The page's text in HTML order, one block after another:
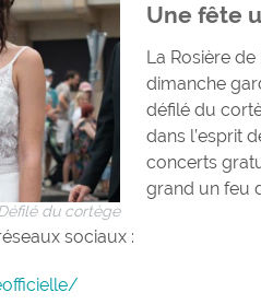
du cortège
Une fête
La Rosière
dimanche
défilé du
dans l’esprit
concerts
grand un feu
sociaux :